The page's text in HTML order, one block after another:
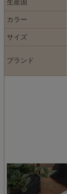
生産国
カラー
サイズ
ブランド